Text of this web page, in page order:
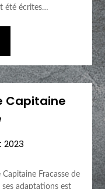
été écrites…
Capitaine
2023
Fracasse de
ses adaptations est